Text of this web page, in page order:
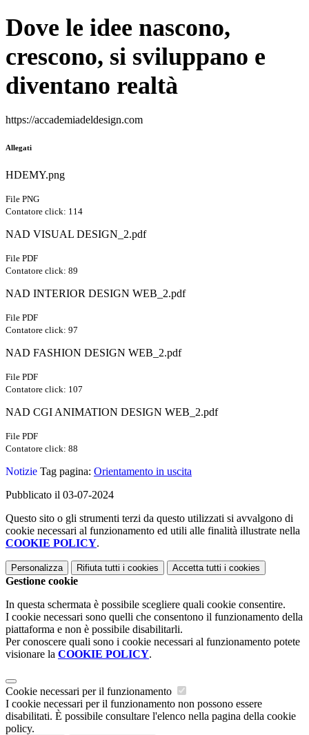
Dove le idee nascono,
crescono, si sviluppano e
diventano realtà
https://accademiadeldesign.com
Allegati
HDEMY.png
File PNG
Contatore click: 114
NAD VISUAL DESIGN_2.pdf
File PDF
Contatore click: 89
NAD INTERIOR DESIGN WEB_2.pdf
File PDF
Contatore click: 97
NAD FASHION DESIGN WEB_2.pdf
File PDF
Contatore click: 107
NAD CGI ANIMATION DESIGN WEB_2.pdf
File PDF
Contatore click: 88
Notizie Tag pagina: Orientamento in uscita
Pubblicato il 03-07-2024
Questo sito o gli strumenti terzi da questo utilizzati si avvalgono di
cookie necessari al funzionamento ed utili alle finalità illustrate nella
COOKIE POLICY.
Personalizza Rifiuta tutti i cookies Accetta tutti i cookies
Gestione cookie
In questa schermata è possibile scegliere quali cookie consentire.
I cookie necessari sono quelli che consentono il funzionamento della
piattaforma e non è possibile disabilitarli.
Per conoscere quali sono i cookie necessari al funzionamento potete
visionare la COOKIE POLICY.
Cookie necessari per il funzionamento
I cookie necessari per il funzionamento non possono essere
disabilitati. È possibile consultare l'elenco nella pagina della cookie
policy.